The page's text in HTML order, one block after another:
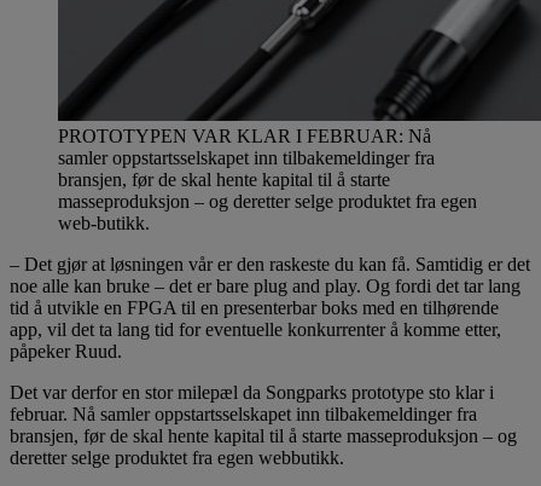
PROTOTYPEN VAR KLAR I FEBRUAR: Nå
samler oppstartsselskapet inn tilbakemeldinger fra
bransjen, før de skal hente kapital til å starte
masseproduksjon – og deretter selge produktet fra egen
web-butikk.
– Det gjør at løsningen vår er den raskeste du kan få. Samtidig er det
noe alle kan bruke – det er bare plug and play. Og fordi det tar lang
tid å utvikle en FPGA til en presenterbar boks med en tilhørende
app, vil det ta lang tid for eventuelle konkurrenter å komme etter,
påpeker Ruud.
Det var derfor en stor milepæl da Songparks prototype sto klar i
februar. Nå samler oppstartsselskapet inn tilbakemeldinger fra
bransjen, før de skal hente kapital til å starte masseproduksjon – og
deretter selge produktet fra egen webbutikk.